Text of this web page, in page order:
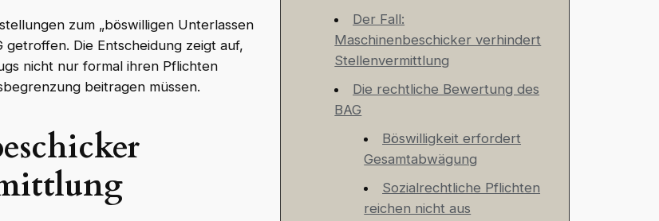
zum „böswilligen Unterlassen
getroffen. Die Entscheidung zeigt auf,
nicht nur formal ihren Pflichten
beitragen müssen.
Der Fall:
Maschinenbeschicker verhindert
Stellenvermittlung
Die rechtliche Bewertung des
BAG
Böswilligkeit erfordert
Gesamtabwägung
Sozialrechtliche Pflichten
reichen nicht aus